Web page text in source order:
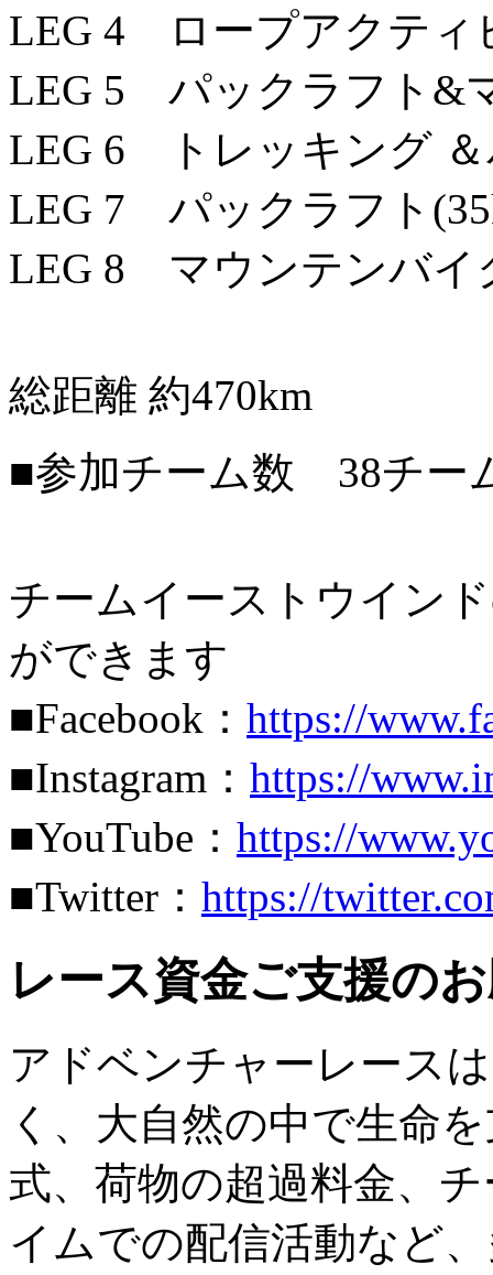
LEG 4 ロープアクティ
LEG 5 パックラフト&
LEG 6 トレッキング ＆
LEG 7 パックラフト
LEG 8 マウンテンバイ
総距離 約470km
■参加チーム数 38チー
チームイーストウイン
ができます
■Facebook： https://
■Instagram： https://
■YouTube： https://
■Twitter： https://
レース資金ご支援の
アドベンチャーレース
く、大自然の中で生命
式、荷物の超過料金、
イムでの配信活動など